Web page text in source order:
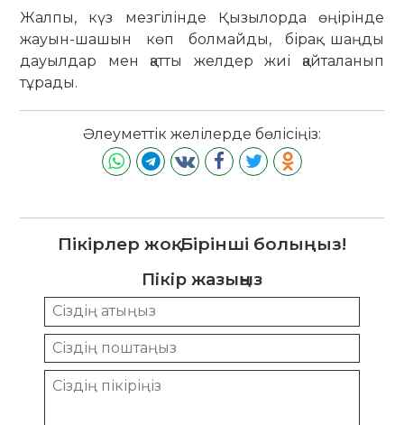
Жалпы, күз мезгілінде Қызылорда өңірінде
жауын-шашын көп болмайды, бірақ шаңды
дауылдар мен қатты желдер жиі қайталанып
тұрады.
Әлеуметтік желілерде бөлісіңіз:
Пікірлер жоқ. Бірінші болыңыз!
Пікір жазыңыз